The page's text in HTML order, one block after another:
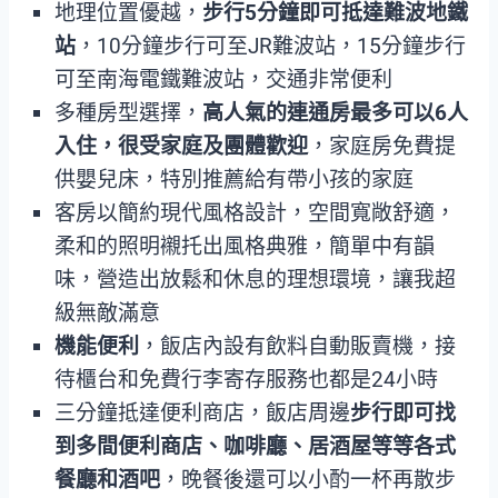
地理位置優越， 步行5分鐘即可抵達難波地鐵
站 ，10分鐘步行可至JR難波站，15分鐘步行
可至南海電鐵難波站，交通非常便利
多種房型選擇， 高人氣的連通房最多可以6人
入住，很受家庭及團體歡迎，家庭房免費提
供嬰兒床，特別推薦給有帶小孩的家庭
客房以簡約現代風格設計，空間寬敞舒適，
柔和的照明襯托出風格典雅，簡單中有韻
味，營造出放鬆和休息的理想環境，讓我超
級無敵滿意
機能便利 ，飯店內設有飲料自動販賣機，接
待櫃台和免費行李寄存服務也都是24小時
三分鐘抵達便利商店，飯店周邊步行即可找
到多間便利商店、咖啡廳、居酒屋等等各式
餐廳和酒吧 ，晚餐後還可以小酌一杯再散步